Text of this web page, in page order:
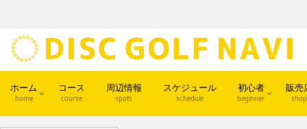
ホーム
home
コース
course
周辺情報
spots
スケジュール
schedule
初心者
beginner
販売
shop